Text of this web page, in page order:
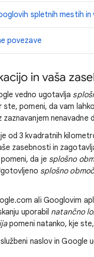
spletnih mestih
povezave
in vaša
vedno ugotavlja
ste, pomeni, da vam
nenavadne
od 3 kvadratnih
zasebnosti in
da je splošno
splošno
ali Googlovim
uporabil natančno
pomeni natanko, kje
naslov in Google